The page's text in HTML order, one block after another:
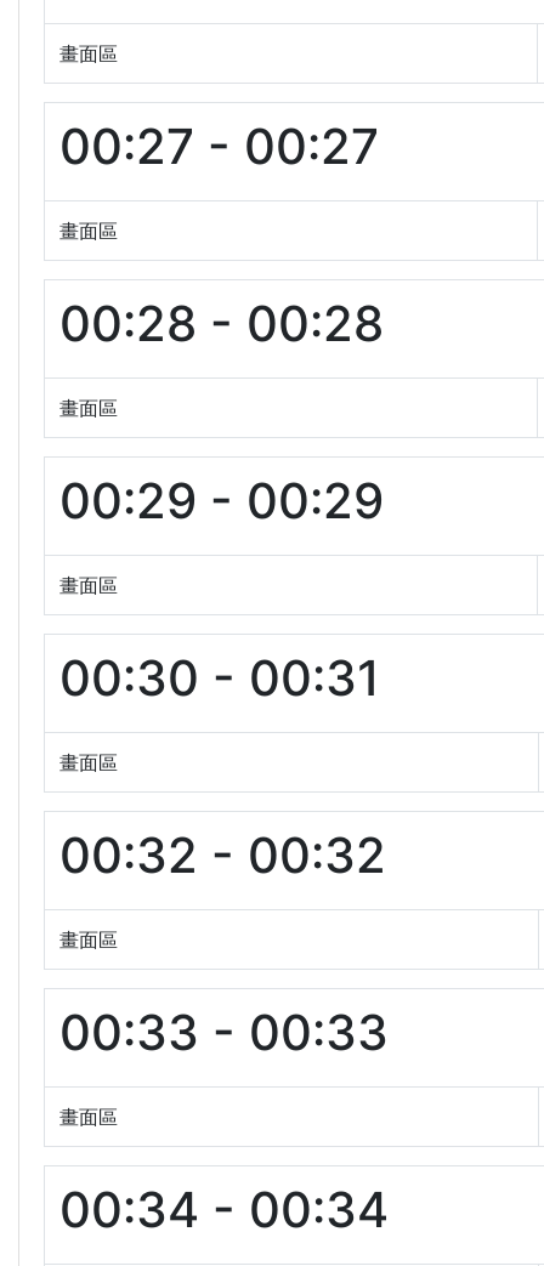
畫面區
00:27 - 00:27
畫面區
00:28 - 00:28
畫面區
00:29 - 00:29
畫面區
00:30 - 00:31
畫面區
00:32 - 00:32
畫面區
00:33 - 00:33
畫面區
00:34 - 00:34